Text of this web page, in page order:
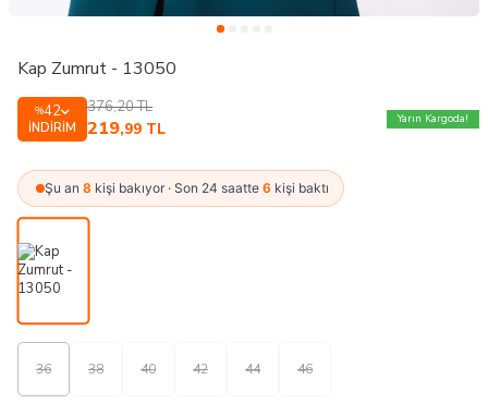
Kap Zumrut - 13050
%42
İNDIRIM
376,20TL
219,99 TL
Yarın Kargoda!
Şu an 8 kişi bakıyor · Son 24 saatte 6 kişi baktı
36 38 40 42 44 46